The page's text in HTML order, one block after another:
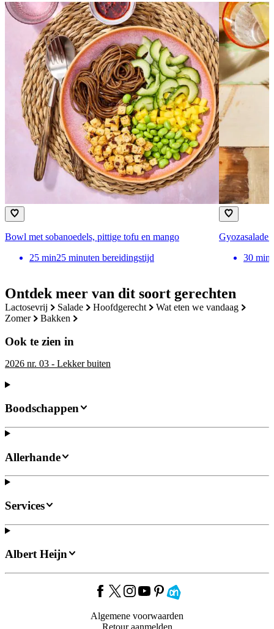
Ontdek meer van dit soort gerechten
lactosevrij salade hoofdgerecht
wat eten we vandaag
zomer
bakken
Ook te zien in
2026 nr. 03 - Lekker buiten
Bowl met sobanoedels, pittige tofu en mango
25 min25 minuten bereidingstijd
Gyozasalade
30 min
Boodschappen
Allerhande
Services
Albert Heijn
Algemene voorwaarden